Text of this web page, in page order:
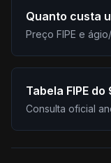
Quanto custa
Preço FIPE e
Tabela FIPE do
Consulta oficial